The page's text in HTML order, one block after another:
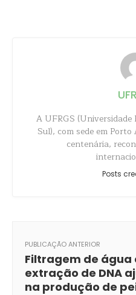
A UFRGS (Universidade
Sul), com sede em
centenária,
Posts
PUBLICAÇÃO ANTERIOR
Filtragem de água
extração de DNA
na produção de